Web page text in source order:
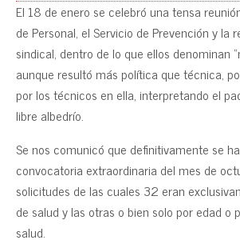
El 18 de enero se celebró una tensa
de Personal, el Servicio de Prevención y la
sindical, dentro de lo que ellos denominan
aunque resultó más política que técnica,
por los técnicos en ella, interpretando el
libre albedrío.
Se nos comunicó que definitivamente se
convocatoria extraordinaria del mes de
solicitudes de las cuales 32 eran
de salud y las otras o bien solo por edad o
salud.